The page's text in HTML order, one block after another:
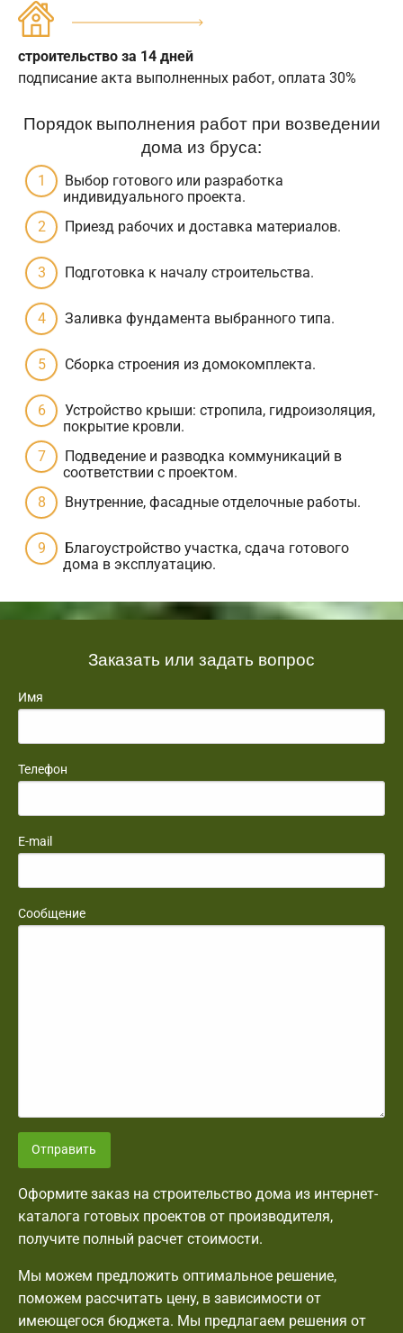
строительство за 14 дней
подписание акта выполненных работ, оплата 30%
Порядок выполнения работ при возведении
дома из бруса:
Выбор готового или разработка
индивидуального проекта.
Приезд рабочих и доставка материалов.
Подготовка к началу строительства.
Заливка фундамента выбранного типа.
Сборка строения из домокомплекта.
Устройство крыши: стропила, гидроизоляция,
покрытие кровли.
Подведение и разводка коммуникаций в
соответствии с проектом.
Внутренние, фасадные отделочные работы.
Благоустройство участка, сдача готового
дома в эксплуатацию.
Заказать или задать вопрос
Имя
Телефон
E-mail
Сообщение
Отправить
Оформите заказ на строительство дома из интернет-
каталога готовых проектов от производителя,
получите полный расчет стоимости.
Мы можем предложить оптимальное решение,
поможем рассчитать цену, в зависимости от
имеющегося бюджета. Мы предлагаем решения от